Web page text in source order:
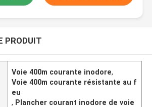
PRODUIT
Voie 400m courante inodore,
Voie 400m courante résistante au f
eu
, Plancher courant inodore de voie